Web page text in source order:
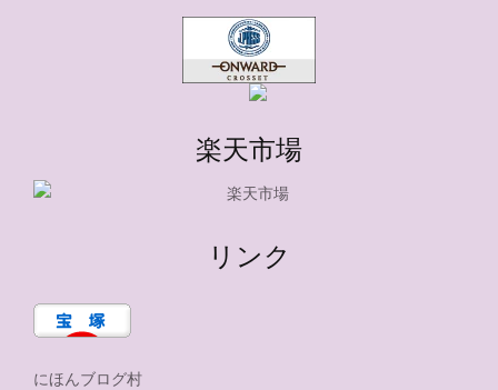
楽天市場
リンク
にほんブログ村